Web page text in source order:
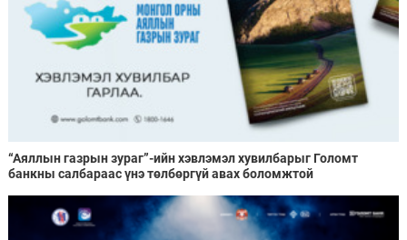
“Аяллын газрын зураг”-ийн хэвлэмэл хувилбарыг Голомт
банкны салбараас үнэ төлбөргүй авах боломжтой